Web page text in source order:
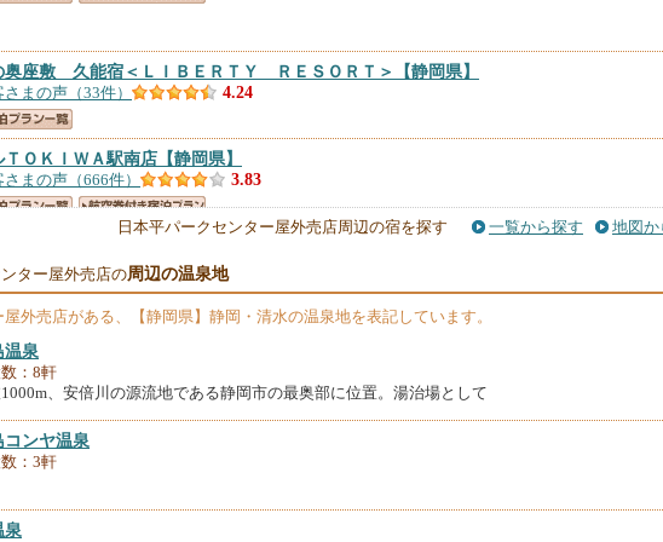
奥座敷 久能宿＜ＬＩＢＥＲＴＹ ＲＥＳＯＲＴ＞ 【静岡県】
さまの声（33件） 4.24
ＴＯＫＩＷＡ駅南店 【静岡県】
さまの声（666件） 3.83
湯 久能山本陣＜ＬＩＢＥＲＴＹ ＲＥＳＯＲＴ＞
さまの声（168件） 3.42
日本平パークセンター屋外売店周辺の宿を探す 一覧から探す 地図か
ター屋外売店の周辺の温泉地
屋外売店がある、【静岡県】静岡・清水の温泉地を表記しています。
温泉
：8軒
、安倍川の源流地である静岡市の最奥部に位置。湯治場として
コンヤ温泉
：3軒
泉